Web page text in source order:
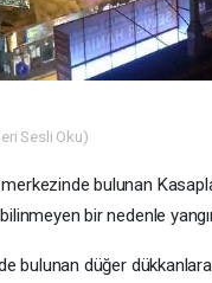
Sesli Oku)
bulunan
bir nedenle
bulunan düğer